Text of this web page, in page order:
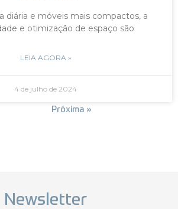
diária e móveis mais compactos, a
e otimização de espaço são
LEIA AGORA »
4 de julho de 2024
Próxima »
Newsletter